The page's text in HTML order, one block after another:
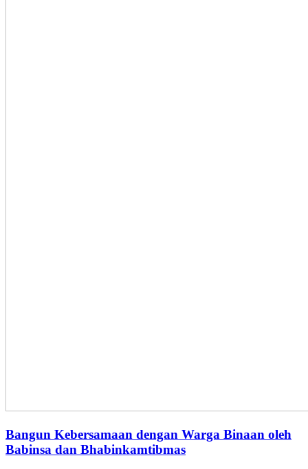
Bangun Kebersamaan dengan Warga Binaan oleh
Babinsa dan Bhabinkamtibmas